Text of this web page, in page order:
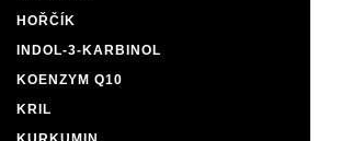
HOŘČÍK
INDOL-3-KARBINOL
KOENZYM Q10
KRIL